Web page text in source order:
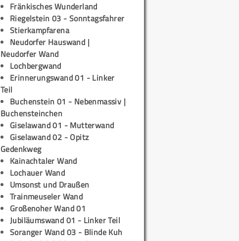
Fränkisches Wunderland
Riegelstein 03 - Sonntagsfahrer
Stierkampfarena
Neudorfer Hauswand |
Neudorfer Wand
Lochbergwand
Erinnerungswand 01 - Linker
Teil
Buchenstein 01 - Nebenmassiv |
Buchensteinchen
Giselawand 01 - Mutterwand
Giselawand 02 - Opitz
Gedenkweg
Kainachtaler Wand
Lochauer Wand
Umsonst und Draußen
Trainmeuseler Wand
Großenoher Wand 01
Jubiläumswand 01 - Linker Teil
Soranger Wand 03 - Blinde Kuh